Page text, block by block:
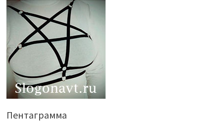
Пентаграмма